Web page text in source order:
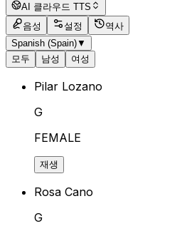
AI 클라우드 TTS
음성
설정
역사
Spanish (Spain)▼
모두
남성 여성
Pilar Lozano
G
FEMALE
재생
Rosa Cano
G